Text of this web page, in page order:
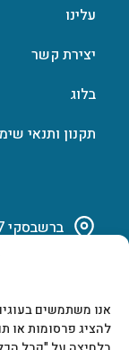
להציג פרסומות או
עלינו
יצירת קשר
בלוג
תקנון ותנאי
ברשבסקי 7, ראשון לציון, קומה 1